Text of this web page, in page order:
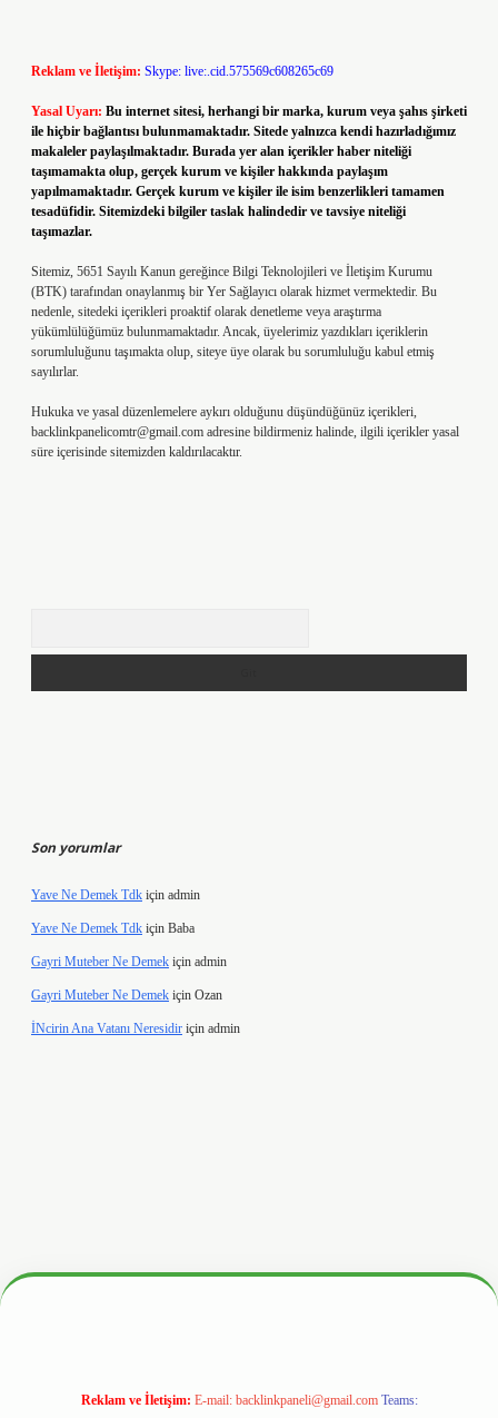
Reklam ve İletişim: Skype: live:.cid.575569c608265c69
Yasal Uyarı: Bu internet sitesi, herhangi bir marka, kurum veya şahıs şirketi
ile hiçbir bağlantısı bulunmamaktadır. Sitede yalnızca kendi hazırladığımız
makaleler paylaşılmaktadır. Burada yer alan içerikler haber niteliği
taşımamakta olup, gerçek kurum ve kişiler hakkında paylaşım
yapılmamaktadır. Gerçek kurum ve kişiler ile isim benzerlikleri tamamen
tesadüfidir. Sitemizdeki bilgiler taslak halindedir ve tavsiye niteliği
taşımazlar.
Sitemiz, 5651 Sayılı Kanun gereğince Bilgi Teknolojileri ve İletişim Kurumu
(BTK) tarafından onaylanmış bir Yer Sağlayıcı olarak hizmet vermektedir. Bu
nedenle, sitedeki içerikleri proaktif olarak denetleme veya araştırma
yükümlülüğümüz bulunmamaktadır. Ancak, üyelerimiz yazdıkları içeriklerin
sorumluluğunu taşımakta olup, siteye üye olarak bu sorumluluğu kabul etmiş
sayılırlar.
Hukuka ve yasal düzenlemelere aykırı olduğunu düşündüğünüz içerikleri,
backlinkpanelicomtr@gmail.com adresine bildirmeniz halinde, ilgili içerikler yasal
süre içerisinde sitemizden kaldırılacaktır.
Son yorumlar
Yave Ne Demek Tdk için admin
Yave Ne Demek Tdk için Baba
Gayri Muteber Ne Demek için admin
Gayri Muteber Ne Demek için Ozan
İNcirin Ana Vatanı Neresidir için admin
Reklam ve İletişim: E-mail: backlinkpaneli@gmail.com Teams: